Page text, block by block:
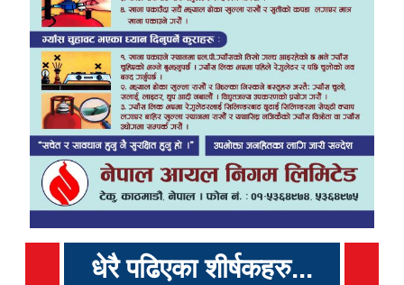
धेरै पढिएका शीर्षकहरु...